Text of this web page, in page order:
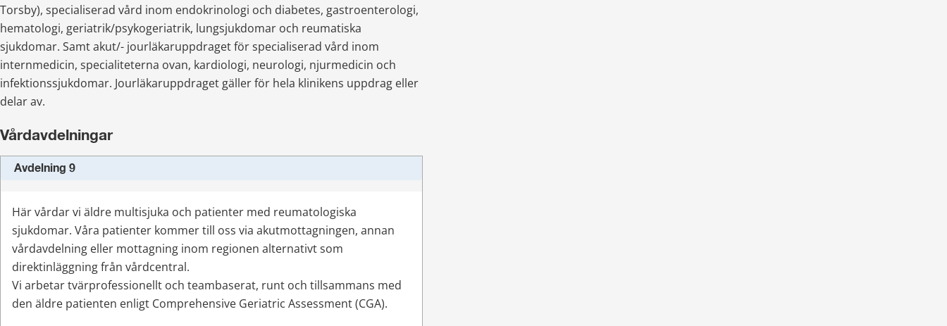
Torsby), specialiserad vård inom endokrinologi och diabetes, gastroenterologi,
hematologi, geriatrik/psykogeriatrik, lungsjukdomar och reumatiska
sjukdomar. Samt akut/- jourläkaruppdraget för specialiserad vård inom
internmedicin, specialiteterna ovan, kardiologi, neurologi, njurmedicin och
infektionssjukdomar. Jourläkaruppdraget gäller för hela klinikens uppdrag eller
delar av.
Vårdavdelningar
Avdelning 9
Här vårdar vi äldre multisjuka och patienter med reumatologiska
sjukdomar. Våra patienter kommer till oss via akutmottagningen, annan
vårdavdelning eller mottagning inom regionen alternativt som
direktinläggning från vårdcentral.
Vi arbetar tvärprofessionellt och teambaserat, runt och tillsammans med
den äldre patienten enligt Comprehensive Geriatric Assessment (CGA).